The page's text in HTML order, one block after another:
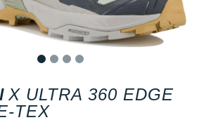
X ULTRA 360 EDGE
TEX